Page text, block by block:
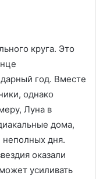
круга. Это
год. Вместе
однако
Луна в
дома,
неполных дня.
оказали
усиливать